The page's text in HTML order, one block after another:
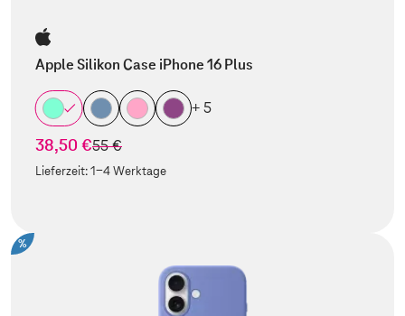
Apple Silikon Case iPhone 16 Plus
+ 5
38,50 €statt
55 €
Lieferzeit:1-4 Werktage
%